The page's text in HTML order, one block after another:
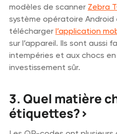
modèles de scanner Zebra
système opératoire Android
télécharger l’application
sur l’appareil. Ils sont aussi
intempéries et aux chocs
investissement sûr.
3. Quel matière
étiquettes?>